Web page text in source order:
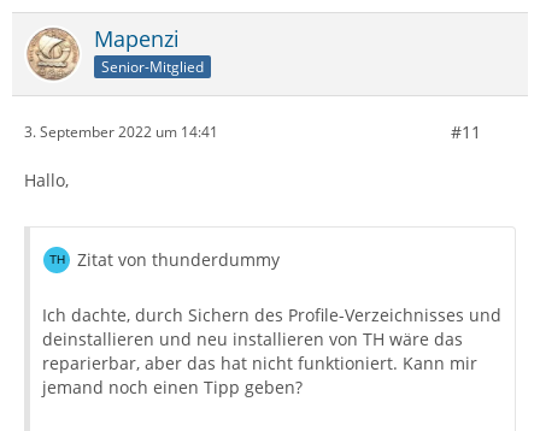
Mapenzi
Senior-Mitglied
3. September 2022 um 14:41 #11
Hallo,
Zitat von thunderdummy
Ich dachte, durch Sichern des Profile-Verzeichnisses und
deinstallieren und neu installieren von TH wäre das
reparierbar, aber das hat nicht funktioniert. Kann mir
jemand noch einen Tipp geben?